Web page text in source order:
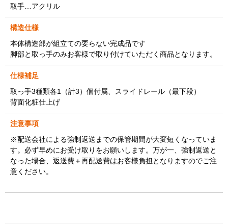
取手…アクリル
構造仕様
本体構造部が組立ての要らない完成品です
脚部と取っ手のみお客様で取り付けていただく商品となります。
仕様補足
取っ手3種類各1（計3）個付属、スライドレール（最下段）
背面化粧仕上げ
注意事項
※配送会社による強制返送までの保管期間が大変短くなっていま
す。必ず早めにお受け取りをお願いします。万が一、強制返送と
なった場合、返送費＋再配送費はお客様負担となりますのでご注
意ください。